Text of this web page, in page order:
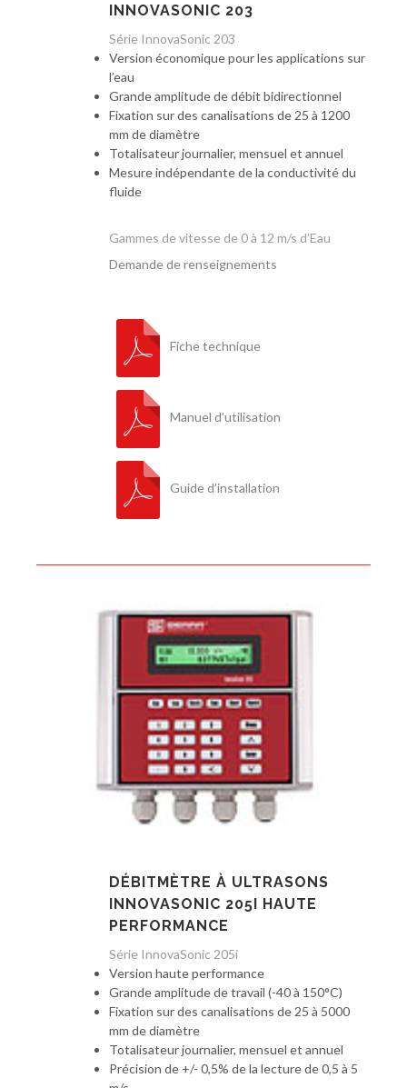
INNOVASONIC 203
Série InnovaSonic 203
Version économique pour les applications sur
l’eau
Grande amplitude de débit bidirectionnel
Fixation sur des canalisations de 25 à 1200
mm de diamètre
Totalisateur journalier, mensuel et annuel
Mesure indépendante de la conductivité du
fluide
Gammes de vitesse de 0 à 12 m/s d’Eau
Demande de renseignements
Fiche technique
Manuel d’utilisation
Guide d’installation
DÉBITMÈTRE À ULTRASONS
INNOVASONIC 205I HAUTE
PERFORMANCE
Série InnovaSonic 205i
Version haute performance
Grande amplitude de travail (-40 à 150°C)
Fixation sur des canalisations de 25 à 5000
mm de diamètre
Totalisateur journalier, mensuel et annuel
Précision de +/- 0,5% de la lecture de 0,5 à 5